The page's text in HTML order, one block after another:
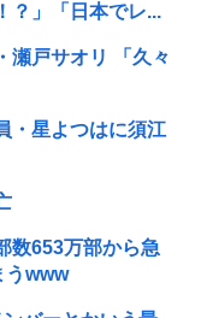
？」「日本でレ...
瀬戸サオリ 「久々
・星よつはに須江
数653万部から急
うwww